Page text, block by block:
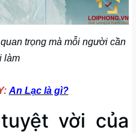
trọng mà mỗi người cần
làm
An Lạc là gì?
vời của